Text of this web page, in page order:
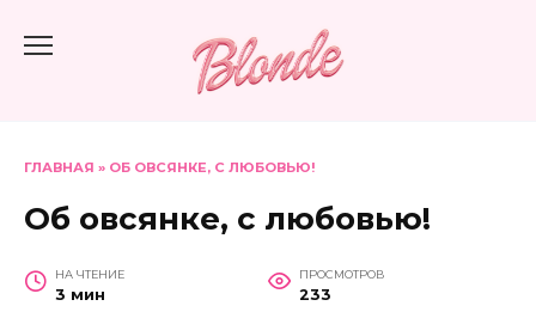
ГЛАВНАЯ » ОБ ОВСЯНКЕ, С ЛЮБОВЬЮ!
Об овсянке, с любовью!
НА ЧТЕНИЕ
3 мин
ПРОСМОТРОВ
233